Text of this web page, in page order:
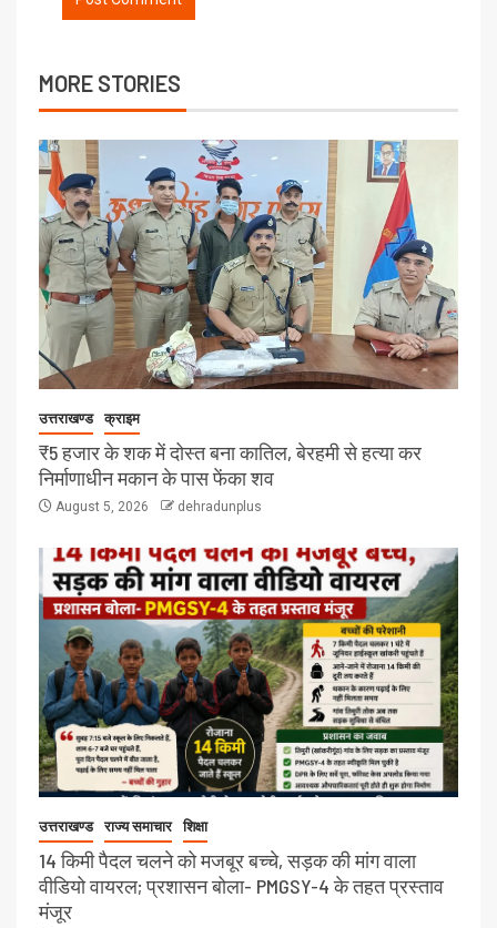
MORE STORIES
उत्तराखण्ड क्राइम
₹5 हजार के शक में दोस्त बना कातिल, बेरहमी से हत्या कर
निर्माणाधीन मकान के पास फेंका शव
August 5, 2026 dehradunplus
उत्तराखण्ड राज्य समाचार शिक्षा
14 किमी पैदल चलने को मजबूर बच्चे, सड़क की मांग वाला
वीडियो वायरल; प्रशासन बोला- PMGSY-4 के तहत प्रस्ताव
मंजूर